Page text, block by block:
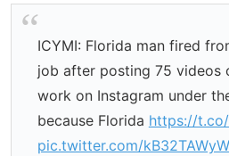
ICYMI: Florida man fired
job after posting 75 videos
work on Instagram under
because Florida https://t.co/
pic.twitter.com/